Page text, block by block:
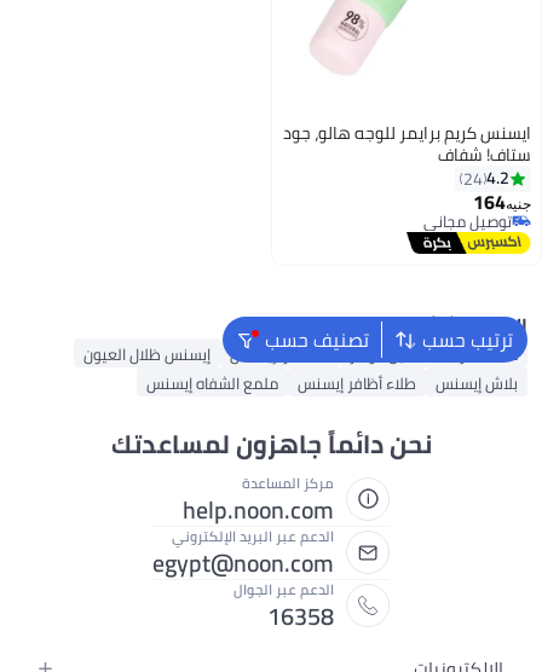
ايسنس كريم برايمر للوجه هالو، جود
ستاف! شفاف
4.2
24
جنيه164
توصيل مجاني
توصيل مجاني
ترتيب حسب تصنيف حسب البحث الشائع
مستحضرات التجميل جوهر ماسكارا إيسنس
إيسنس ظلال العيون
بلاش إيسنس
طلاء أظافر إيسنس ملمع الشفاه إيسنس
نحن دائماً جاهزون لمساعدتك
مركز المساعدة
help.noon.com
الدعم عبر البريد الإلكتروني
egypt@noon.com
الدعم عبر الجوال
16358